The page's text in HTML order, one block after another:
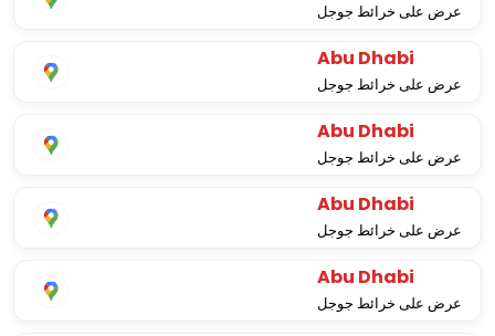
عرض على خرائط جوجل
Abu Dhabi
عرض على خرائط جوجل
Abu Dhabi
عرض على خرائط جوجل
Abu Dhabi
عرض على خرائط جوجل
Abu Dhabi
عرض على خرائط جوجل